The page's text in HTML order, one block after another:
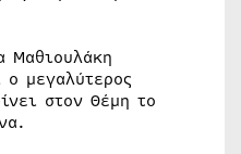
Μαθιουλάκη
ο μεγαλύτερος
στον Θέμη το